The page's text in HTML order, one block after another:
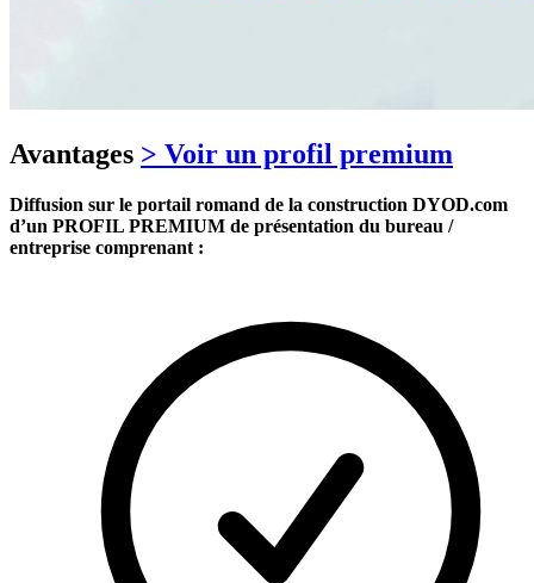
Avantages > Voir un profil premium
Diffusion sur le portail romand de la construction DYOD.com
d’un PROFIL PREMIUM de présentation du bureau /
entreprise comprenant :